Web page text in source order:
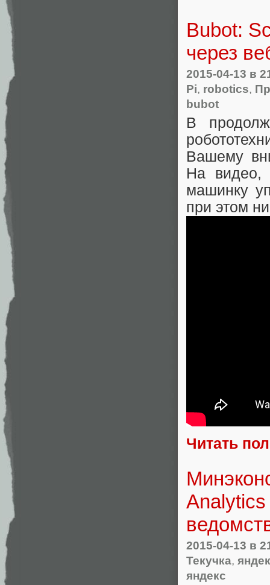
Bubot:
через
2015-04-13 в
Pi, robotics,
bubot
В
Вашему
На
машинку
при этом
Читать
Analytics
2015-04-13 в
Текучка,
яндекс